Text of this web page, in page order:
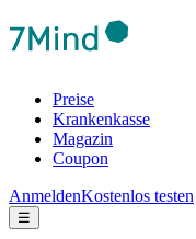
Preise
Krankenkasse
Magazin
Coupon
AnmeldenKostenlos testen
☰